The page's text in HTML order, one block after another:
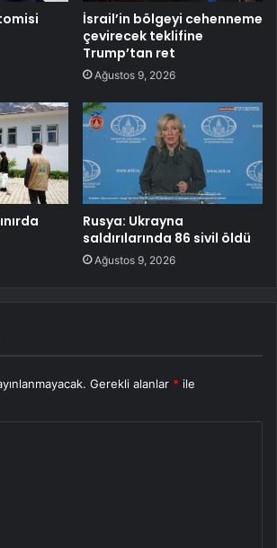
İsrail’in bölgeyi cehenneme
çevirecek teklifine
Trump’tan ret
Ağustos 9, 2026
Rusya: Ukrayna
saldırılarında 86 sivil öldü
Ağustos 9, 2026
Gerekli alanlar * ile